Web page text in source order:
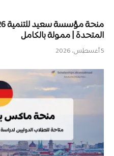
المتحدة | ممولة بالكامل
5 أغسطس، 2026